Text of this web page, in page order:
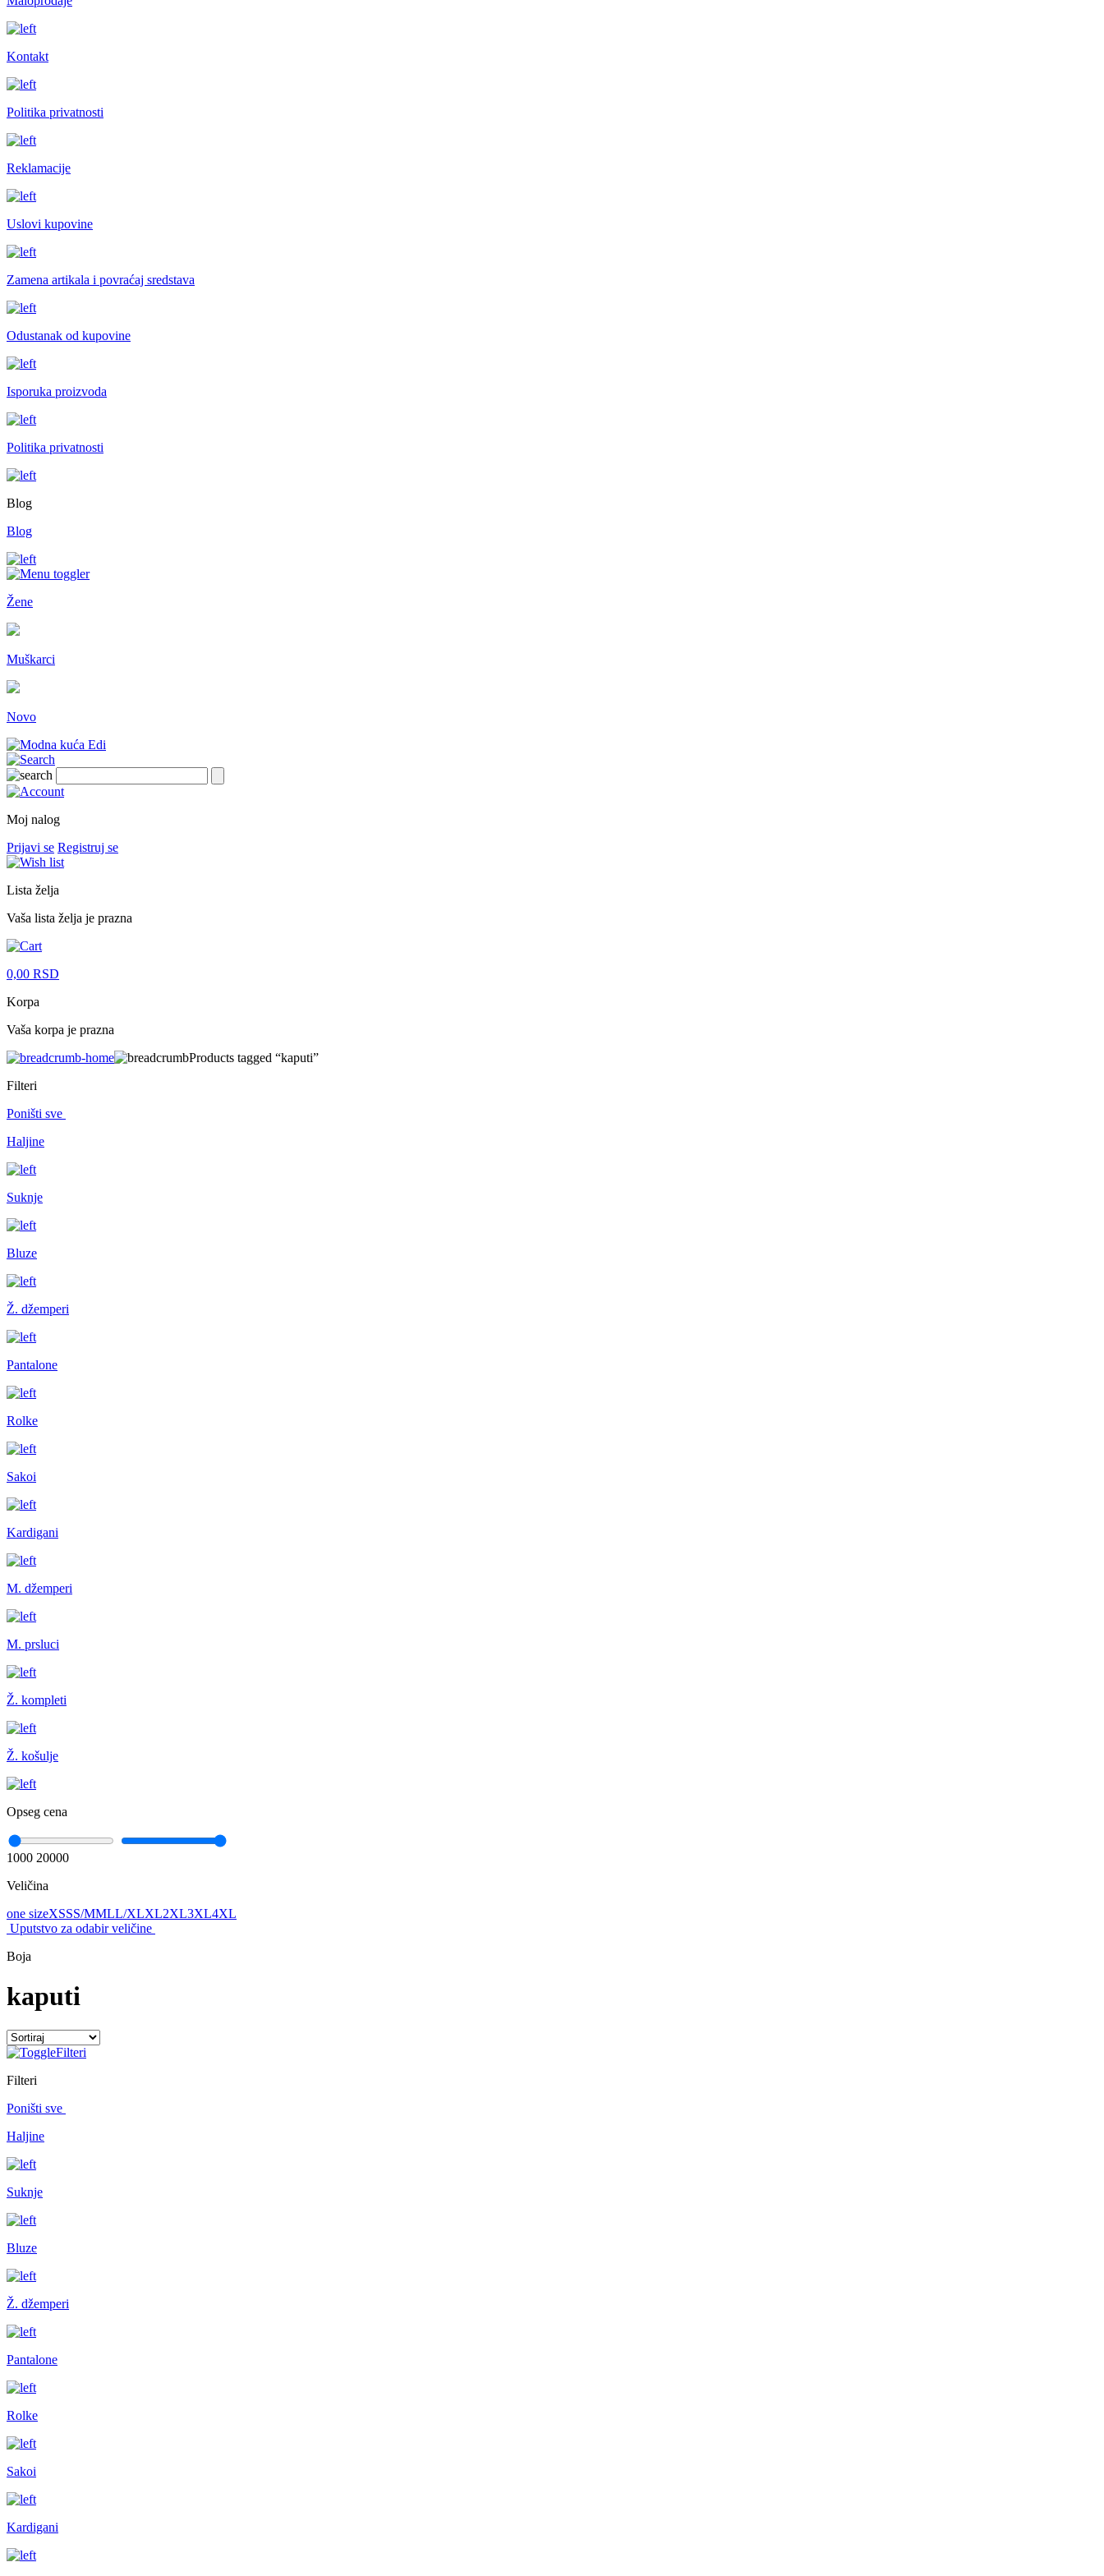
Kontakt
Politika privatnosti
Reklamacije
Uslovi kupovine
Zamena artikala i povraćaj sredstava
Odustanak od kupovine
Isporuka proizvoda
Politika privatnosti
Blog
Blog
Žene
Muškarci
Novo
Moj nalog
Prijavi se Registruj se
Lista želja
Vaša lista želja je prazna
0,00 RSD
Korpa
Vaša korpa je prazna
Products tagged “kaputi”
Filteri
Poništi sve
Haljine
Suknje
Bluze
Ž. džemperi
Pantalone
Rolke
Sakoi
Kardigani
M. džemperi
M. prsluci
Ž. kompleti
Ž. košulje
Opseg cena
1000 20000
Veličina
one sizeXSSS/MMLL/XLXL2XL3XL4XL
Uputstvo za odabir veličine
Boja
kaputi
Filteri
Filteri
Poništi sve
Haljine
Suknje
Bluze
Ž. džemperi
Pantalone
Rolke
Sakoi
Kardigani